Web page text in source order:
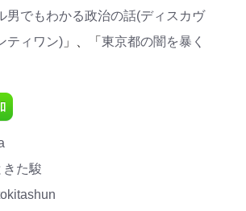
男でもわかる政治の話(ディスカヴ
ティワン) 」、「 東京都の闇を暴く
きた駿